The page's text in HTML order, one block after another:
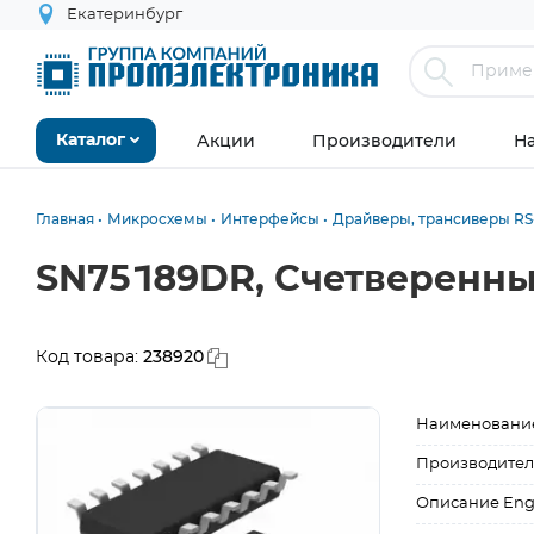
Екатеринбург
Каталог Акции Производители
Главная Микросхемы Интерфейсы Драйверы, трансиверы
SN75189DR,
Код товара: 238920
Описание